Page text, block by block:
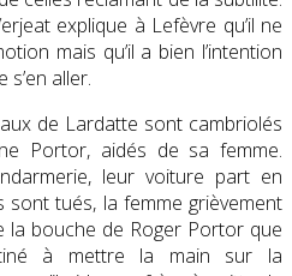
explique à Lefèvre qu’il ne
mais qu’il a bien l’intention
s’en aller.
de Lardatte sont cambriolés
Portor, aidés de sa femme.
leur voiture part en
tués, la femme grièvement
la bouche de Roger Portor que
à mettre la main sur la